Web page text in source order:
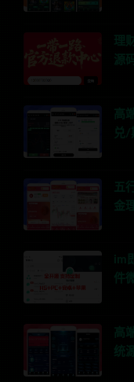
理
源
高
兑/
五
金
im
件
高
统